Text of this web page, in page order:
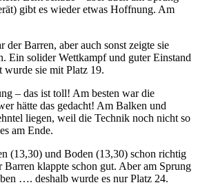
gibt es wieder etwas Hoffnung. Am
der Barren, aber auch sonst zeigte sie
Ein solider Wettkampf und guter Einstand
sie mit Platz 19.
– das ist toll! Am besten war die
hätte das gedacht! Am Balken und
liegen, weil die Technik noch nicht so
am Ende.
(13,30) und Boden (13,30) schon richtig
Barren klappte schon gut. Aber am Sprung
…. deshalb wurde es nur Platz 24.